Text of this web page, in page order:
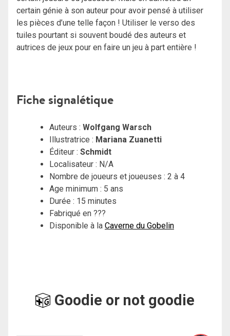
certain génie à son auteur pour avoir pensé à utiliser
les pièces d’une telle façon ! Utiliser le verso des
tuiles pourtant si souvent boudé des auteurs et
autrices de jeux pour en faire un jeu à part entière !
Fiche signalétique
Auteurs : Wolfgang Warsch
Illustratrice : Mariana Zuanetti
Éditeur : Schmidt
Localisateur : N/A
Nombre de joueurs et joueuses : 2 à 4
Age minimum : 5 ans
Durée : 15 minutes
Fabriqué en ???
Disponible à la Caverne du Gobelin
Goodie or not goodie